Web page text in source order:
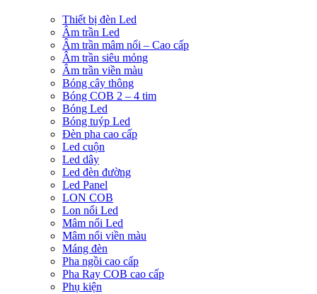
Thiết bị đèn Led
Âm trần Led
Âm trần mâm nổi – Cao cấp
Âm trần siêu mỏng
Âm trần viền màu
Bóng cây thông
Bóng COB 2 – 4 tim
Bóng Led
Bóng tuýp Led
Đèn pha cao cấp
Led cuộn
Led dây
Led đèn đường
Led Panel
LON COB
Lon nổi Led
Mâm nổi Led
Mâm nổi viền màu
Máng đèn
Pha ngồi cao cấp
Pha Ray COB cao cấp
Phụ kiện